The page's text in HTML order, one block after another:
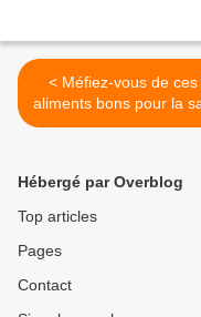
< Méfiez-vous de ces 5
aliments bons pour la santé
- Santé Corps Esprit
Hébergé par Overblog
Top articles
Pages
Contact